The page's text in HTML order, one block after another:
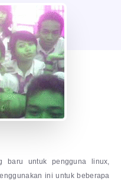
baru untuk pengguna linux,
ini untuk beberapa